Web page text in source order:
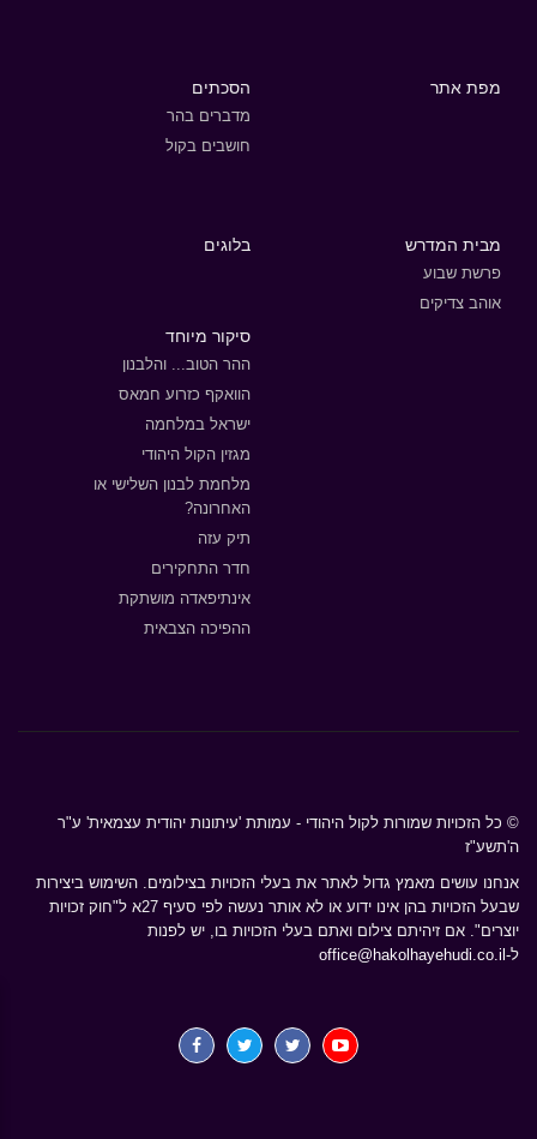
מפת אתר הסכתים
מדברים בהר
חושבים בקול
מבית המדרש
פרשת שבוע
אוהב צדיקים
בלוגים
סיקור מיוחד
ההר הטוב... והלבנון
הוואקף כזרוע חמאס
ישראל במלחמה
מגזין הקול היהודי
מלחמת לבנון השלישי או
האחרונה?
תיק עזה
חדר התחקירים
אינתיפאדה מושתקת
ההפיכה הצבאית
© כל הזכויות שמורות לקול היהודי - עמותת 'עיתונות יהודית עצמאית' ע"ר
ה'תשע"ז
אנחנו עושים מאמץ גדול לאתר את בעלי הזכויות בצילומים. השימוש ביצירות
שבעל הזכויות בהן אינו ידוע או לא אותר נעשה לפי סעיף 27א ל"חוק זכויות
יוצרים". אם זיהיתם צילום ואתם בעלי הזכויות בו, יש לפנות
ל- office@hakolhayehudi.co.il